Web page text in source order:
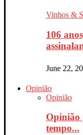
Vinhos &
106
June 22,
Opinião
Opinião
Opinião
tempo...